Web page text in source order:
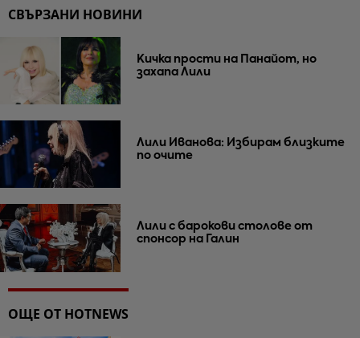
СВЪРЗАНИ НОВИНИ
Кичка прости на Панайот, но
захапа Лили
Лили Иванова: Избирам близките
по очите
Лили с барокови столове от
спонсор на Галин
ОЩЕ ОТ HOTNEWS